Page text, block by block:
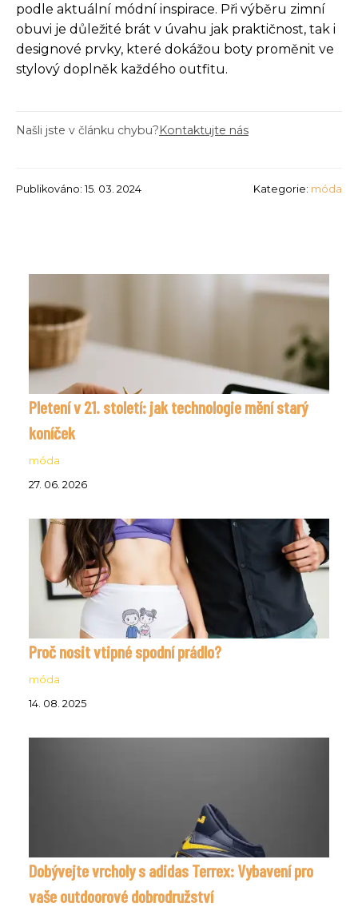
podle aktuální módní inspirace. Při výběru zimní
obuvi je důležité brát v úvahu jak praktičnost, tak i
designové prvky, které dokážou boty proměnit ve
stylový doplněk každého outfitu.
Našli jste v článku chybu?Kontaktujte nás
Publikováno: 15. 03. 2024 Kategorie: móda
Pletení v 21. století: jak technologie mění starý
koníček
móda
27. 06. 2026
Proč nosit vtipné spodní prádlo?
móda
14. 08. 2025
Dobývejte vrcholy s adidas Terrex: Vybavení pro
vaše outdoorové dobrodružství